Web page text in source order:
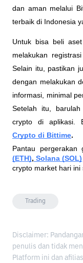
dan aman melalui
terbaik di Indonesia
Untuk bisa beli
melakukan
Selain itu, pastikan
dengan melakukan
informasi, minimal
Setelah itu,
crypto di aplikasi.
Crypto di Bittime.
Pantau pergerakan
(ETH), Solana (SOL)
crypto market hari ini
Trading
Disclaimer:
penulis dan tidak
Platform ini dan